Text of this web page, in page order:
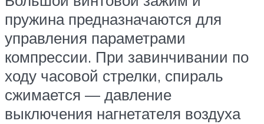
пружина предназначаются для
управления параметрами
компрессии. При завинчивании по
ходу часовой стрелки, спираль
сжимается — давление
выключения нагнетателя воздуха